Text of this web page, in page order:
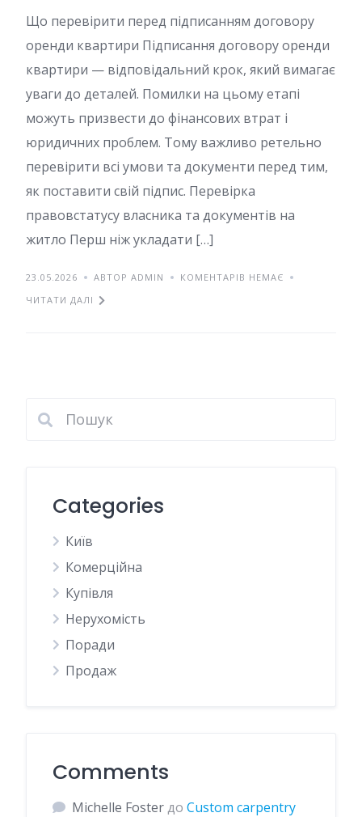
Що перевірити перед підписанням договору
оренди квартири Підписання договору оренди
квартири — відповідальний крок, який вимагає
уваги до деталей. Помилки на цьому етапі
можуть призвести до фінансових втрат і
юридичних проблем. Тому важливо ретельно
перевірити всі умови та документи перед тим,
як поставити свій підпис. Перевірка
правовстатусу власника та документів на
житло Перш ніж укладати […]
23.05.2026 АВТОР ADMIN
КОМЕНТАРІВ НЕМАЄ
ЧИТАТИ ДАЛІ
Categories
Київ
Комерційна
Купівля
Нерухомість
Поради
Продаж
Comments
Michelle Fosterдо Custom carpentry